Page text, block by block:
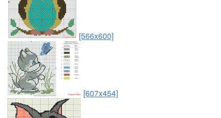
[566x600]
[607x454]